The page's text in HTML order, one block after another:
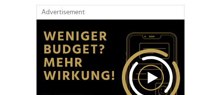
Advertisement